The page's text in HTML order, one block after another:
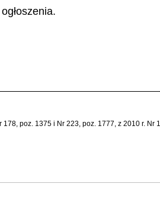
poz. 1375 i Nr 223, poz. 1777, z 2010 r.